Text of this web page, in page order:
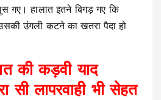
गए। हालात इतने बिगड़ गए कि
उंगली कटने का खतरा पैदा हो
की कड़वी याद
सी लापरवाही भी सेहत